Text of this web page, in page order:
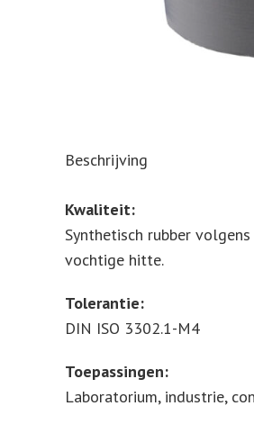
Beschrijving
Kwaliteit:
Synthetisch rubber
vochtige hitte.
Tolerantie:
DIN ISO 3302.1-M4
Toepassingen:
Laboratorium, industrie,